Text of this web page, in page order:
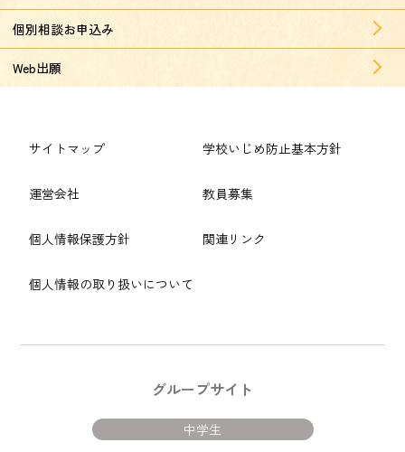
個別相談お申込み
Web出願
サイトマップ
運営会社
個人情報保護方針
個人情報の取り扱いについて
学校いじめ防止基本方針
教員募集
関連リンク
グループサイト
中学生